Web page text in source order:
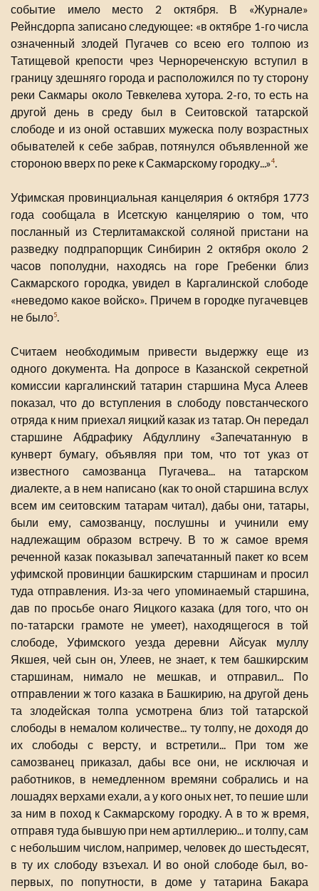
событие имело место 2 октября. В «Журнале»
Рейнсдорпа записано следующее: «в октябре 1-го числа
означенный злодей Пугачев со всею его толпою из
Татищевой крепости чрез Чернореченскую вступил в
границу здешняго города и расположился по ту сторону
реки Сакмары около Тевкелева хутора. 2-го, то есть на
другой день в среду был в Сеитовской татарской
слободе и из оной оставших мужеска полу возрастных
обывателей к себе забрав, потянулся объявленной же
стороною вверх по реке к Сакмарскому городку...»4.
Уфимская провинциальная канцелярия 6 октября 1773
года сообщала в Исетскую канцелярию о том, что
посланный из Стерлитамакской соляной пристани на
разведку подпрапорщик Синбирин 2 октября около 2
часов пополудни, находясь на горе Гребенки близ
Сакмарского городка, увидел в Каргалинской слободе
«неведомо какое войско». Причем в городке пугачевцев
не было5.
Считаем необходимым привести выдержку еще из
одного документа. На допросе в Казанской секретной
комиссии каргалинский татарин старшина Муса Алеев
показал, что до вступления в слободу повстанческого
отряда к ним приехал яицкий казак из татар. Он передал
старшине Абдрафику Абдуллину «Запечатанную в
кунверт бумагу, объявляя при том, что тот указ от
известного самозванца Пугачева... на татарском
диалекте, а в нем написано (как то оной старшина вслух
всем им сеитовским татарам читал), дабы они, татары,
были ему, самозванцу, послушны и учинили ему
надлежащим образом встречу. В то ж самое время
реченной казак показывал запечатанный пакет ко всем
уфимской провинции башкирским старшинам и просил
туда отправления. Из-за чего упоминаемый старшина,
дав по просьбе онаго Яицкого казака (для того, что он
по-татарски грамоте не умеет), находящегося в той
слободе, Уфимского уезда деревни Айсуак муллу
Якшея, чей сын он, Улеев, не знает, к тем башкирским
старшинам, нимало не мешкав, и отправил... По
отправлении ж того казака в Башкирию, на другой день
та злодейская толпа усмотрена близ той татарской
слободы в немалом количестве... ту толпу, не доходя до
их слободы с версту, и встретили... При том же
самозванец приказал, дабы все они, не исключая и
работников, в немедленном времяни собрались и на
лошадях верхами ехали, а у кого оных нет, то пешие шли
за ним в поход к Сакмарскому городку. А в то ж время,
отправя туда бывшую при нем артиллерию... и толпу, сам
с небольшим числом, например, человек до шестьдесят,
в ту их слободу взъехал. И во оной слободе был, во-
первых, по попутности, в доме у татарина Бакара